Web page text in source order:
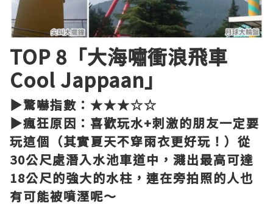
TOP 8「大海嘯衝浪飛車
Cool Jappaan」
▶驚嚇指數：★★★☆☆
▶瘋狂原因：喜歡玩水+刺激的朋友一定要
玩這個（其實夏天不穿雨衣更好玩！）從
30公尺處潛入水池車道中，濺出最高可達
18公尺的強大的水柱，連在旁拍照的人也
有可能被噴溼呢～